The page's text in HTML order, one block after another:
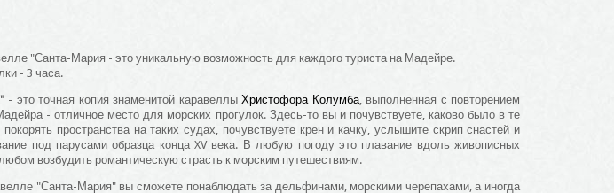
"Санта-Мария - это уникальную возможность для каждого туриста на Мадейре.
- 3 часа.
- это точная копия знаменитой каравеллы Христофора Колумба, выполненная с повторением
- отличное место для морских прогулок. Здесь-то вы и почувствуете, каково было в те
пространства на таких судах, почувствуете крен и качку, услышите скрип снастей и
под парусами образца конца XV века. В любую погоду это плавание вдоль живописных
возбудить романтическую страсть к морским путешествиям.
"Санта-Мария" вы сможете понаблюдать за дельфинами, морскими черепахами, а иногда